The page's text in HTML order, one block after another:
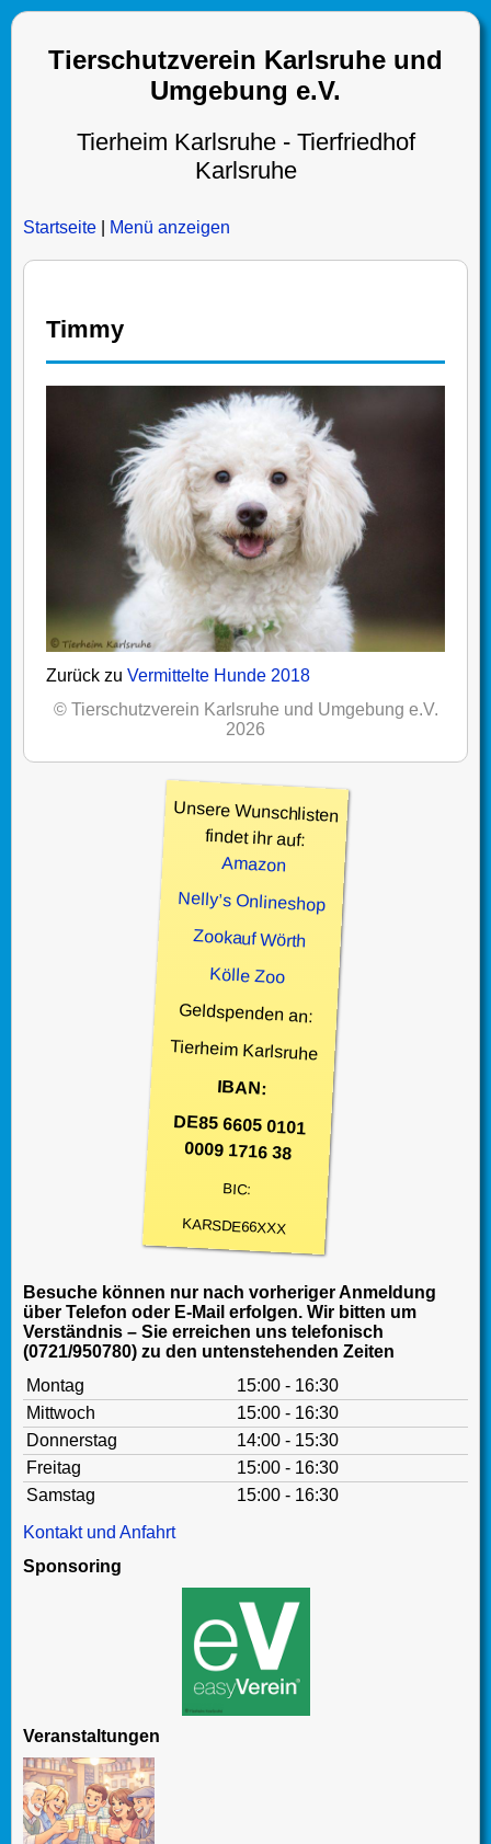
Tierschutzverein Karlsruhe und
Umgebung e.V.
Tierheim Karlsruhe - Tierfriedhof
Karlsruhe
Startseite Menü anzeigen
Timmy
Zurück zu Vermittelte Hunde 2018
© Tierschutzverein Karlsruhe und Umgebung e.V.
2026
Unsere Wunschlisten
findet ihr auf:
Amazon
Nelly’s Onlineshop
Zookauf Wörth
Kölle Zoo
Geldspenden an:
Tierheim Karlsruhe
IBAN:
DE85 6605 0101
0009 1716 38
BIC:
KARSDE66XXX
Besuche können nur nach vorheriger Anmeldung
über Telefon oder E-Mail erfolgen. Wir bitten um
Verständnis – Sie erreichen uns telefonisch
(0721/950780) zu den untenstehenden Zeiten
Montag
15:00 - 16:30
Mittwoch
15:00 - 16:30
Donnerstag
14:00 - 15:30
Freitag
15:00 - 16:30
Samstag
15:00 - 16:30
Kontakt und Anfahrt
Sponsoring
Veranstaltungen